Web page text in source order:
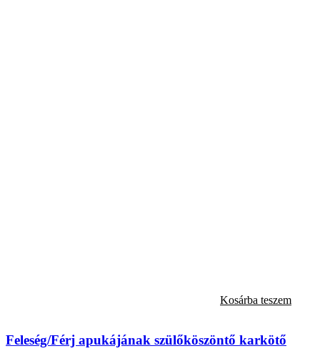
Kosárba teszem
Feleség/Férj apukájának szülőköszöntő karkötő